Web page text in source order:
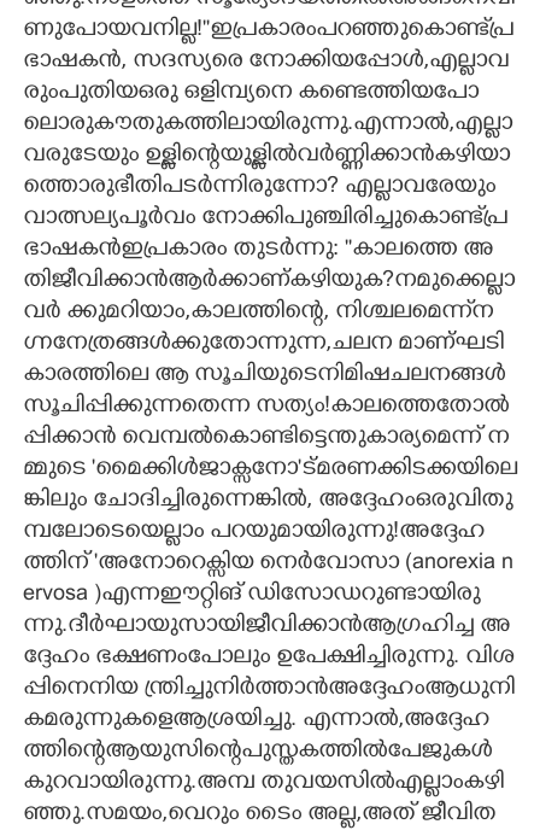
ണു​പോ​യ​വ​നി​ല്ല​!​"​"ഇ​പ്ര​കാ​രം​പ​റ​ഞ്ഞു​കൊ​ണ്ട്പ്ര​
ഭാ​ഷ​ക​ൻ,​ ​സ​ദ​സ്യ​രെ​ ​നോ​ക്കി​യ​പ്പോ​ൾ,​എ​ല്ലാ​വ​
രും​പു​തി​യ​ഒ​രു​ ​ഒ​ളി​മ്പ്യ​നെ​ ​ക​ണ്ടെ​ത്തി​യ​പോ​
ലൊ​രു​കൗ​തു​ക​ത്തി​ലാ​യി​രു​ന്നു.​എ​ന്നാ​ൽ,​എ​ല്ലാ​
വ​രു​ടേ​യും​ ​ഉ​ള്ളി​ന്റെ​യു​ള്ളി​ൽ​വ​ർ​ണ്ണി​ക്കാ​ൻ​ക​ഴി​യാ​
ത്തൊ​രു​ഭീ​തി​പ​ട​ർ​ന്നി​രു​ന്നോ​?​ ​എ​ല്ലാ​വ​രേ​യും​ ​
വാ​ത്സ​ല്യ​പൂ​ർ​വം​ ​നോ​ക്കി​പു​ഞ്ചി​രി​ച്ചു​കൊ​ണ്ട്പ്ര​
ഭാ​ഷ​ക​ൻ​ഇ​പ്ര​കാ​രം​ ​തു​ട​ർ​ന്നു​:​ ''​കാ​ല​ത്തെ​ അ​
തി​ജീ​വി​ക്കാ​ൻ​ആ​ർ​ക്കാ​ണ്ക​ഴി​യു​ക​?​ന​മു​ക്കെ​ല്ലാ​
വ​ർ​ ​ക്കു​മ​റി​യാം,​കാ​ല​ത്തി​ന്റെ,​ ​നി​ശ്ച​ല​മെ​ന്ന്ന​
ഗ്ന​നേ​ത്ര​ങ്ങ​ൾ​ക്കു​തോ​ന്നു​ന്ന,​ച​ല​ന​ ​മാ​ണ്ഘ​ടി​
കാ​ര​ത്തി​ലെ​ ​ആ​ ​സൂ​ചി​യു​ടെ​നി​മി​ഷ​ച​ല​ന​ങ്ങ​ൾ​
സൂ​ചി​പ്പി​ക്കു​ന്ന​തെ​ന്ന​ ​സ​ത്യം​!​കാ​ല​ത്തെ​തോ​ൽ​
പ്പി​ക്കാ​ൻ​ വെ​മ്പ​ൽ​കൊ​ണ്ടി​ട്ടെ​ന്തു​കാ​ര്യ​മെ​ന്ന് ​ന​
മ്മു​ടെ​ ​'​മൈ​ക്കി​ൾ​ജാ​ക്സ​നോ"​ട്മ​ര​ണ​ക്കി​ട​ക്ക​യി​ലെ​
ങ്കി​ലും​ ​ചോ​ദി​ച്ചി​രു​ന്നെ​ങ്കി​ൽ,​ ​അ​ദ്ദേ​ഹം​ഒ​രു​വി​തു​
മ്പ​ലോ​ടെ​യെ​ല്ലാം​ പ​റ​യു​മാ​യി​രു​ന്നു​!​അ​ദ്ദേ​ഹ​
ത്തി​ന് ​'​അ​നോ​റെ​ക്സി​യ​ ​നെ​ർ​വോ​സാ​ ​(​a​n​o​r​e​x​i​a​ ​n​
e​r​v​o​s​a​ ​)​എ​ന്ന​ഈ​റ്റി​ങ്‌​ ​ഡി​സോ​ഡ​റു​ണ്ടാ​യി​രു​
ന്നു.​ദീ​ർ​ഘാ​യു​സാ​യി​ജീ​വി​ക്കാ​ൻ​ആ​ഗ്ര​ഹി​ച്ച​ ​അ​
ദ്ദേ​ഹം​ ഭ​ക്ഷ​ണം​പോ​ലും​ ​ഉ​പേ​ക്ഷി​ച്ചി​രു​ന്നു.​ ​വി​ശ​
പ്പി​നെ​നി​യ​ ​ന്ത്രി​ച്ചു​നി​ർ​ത്താ​ൻ​അ​ദ്ദേ​ഹം​ആ​ധു​നി​
ക​മ​രു​ന്നു​ക​ളെ​ആ​ശ്ര​യി​ച്ചു.​ എ​ന്നാ​ൽ,​അ​ദ്ദേ​ഹ​
ത്തി​ന്റെ​ആ​യു​സി​ന്റെ​പു​സ്ത​ക​ത്തി​ൽ​പേ​ജു​ക​ൾ​
കു​റ​വാ​യി​രു​ന്നു.​അ​മ്പ​ ​തു​വ​യ​സി​ൽ​എ​ല്ലാം​ക​ഴി​
ഞ്ഞു.​സ​മ​യം,​വെ​റും​ ​ടൈം​ ​അ​ല്ല,​അ​ത് ​ജീ​വി​ത​